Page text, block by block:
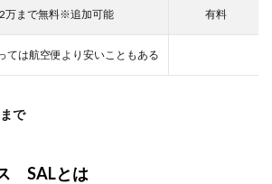
2万まで無料※追加可能 有料
ては航空便より安いこともある
で
SALとは